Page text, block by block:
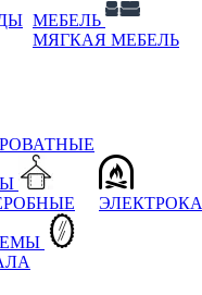
МЕБЕЛЬ
МЯГКАЯ МЕБЕЛЬ